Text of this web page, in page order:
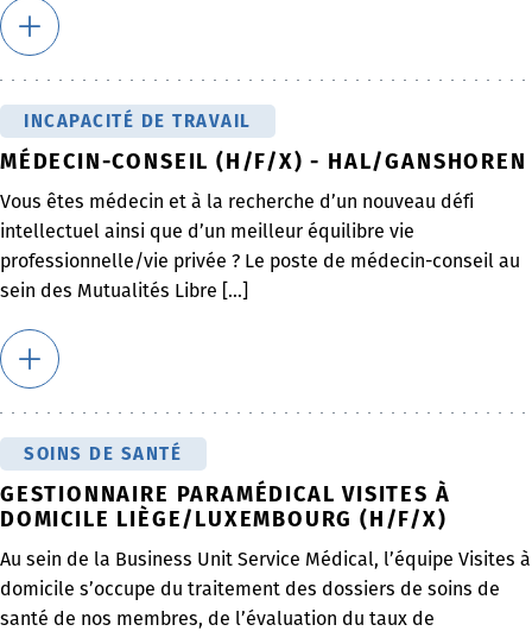
INCAPACITÉ DE TRAVAIL
MÉDECIN-CONSEIL (H/F/X) - HAL/GANSHOREN
Vous êtes médecin et à la recherche d’un nouveau défi
intellectuel ainsi que d’un meilleur équilibre vie
professionnelle/vie privée ? Le poste de médecin-conseil au
sein des Mutualités Libre [...]
SOINS DE SANTÉ
GESTIONNAIRE PARAMÉDICAL VISITES À
DOMICILE LIÈGE/LUXEMBOURG (H/F/X)
Au sein de la Business Unit Service Médical, l’équipe Visites à
domicile s’occupe du traitement des dossiers de soins de
santé de nos membres, de l’évaluation du taux de